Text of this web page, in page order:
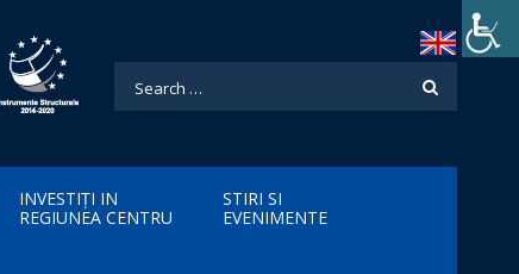
INVESTIȚI IN
REGIUNEA CENTRU
STIRI SI
EVENIMENTE